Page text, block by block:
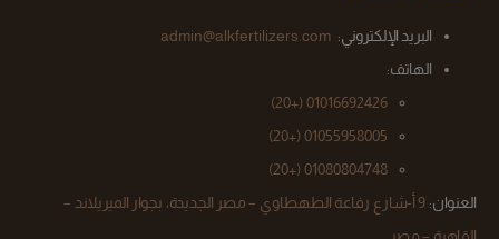
البريد الإلكتروني: admin@alkfertilizers.com
الهاتف:
01016692426
(+20)
01055958005 (+20)
01080804748
(+20)
العنوان:
9 أ-شارع رفاعة الطهطاوي – مصر الجديدة، بجوار الميريلاند –